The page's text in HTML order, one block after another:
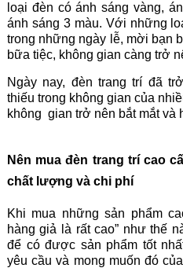
loại đèn có ánh sáng vàng,
ánh sáng 3 màu. Với những
trong những ngày lễ, mời bạn
bữa tiệc, không gian càng trở
Ngày nay, đèn trang trí đã
thiếu trong không gian của
không gian trở nên bắt mắt và
Nên mua đèn trang trí cao
chất lượng và chi phí
Khi mua những sản phẩm
hàng giả là rất cao” như thế
để có được sản phẩm tốt
yêu cầu và mong muốn đó